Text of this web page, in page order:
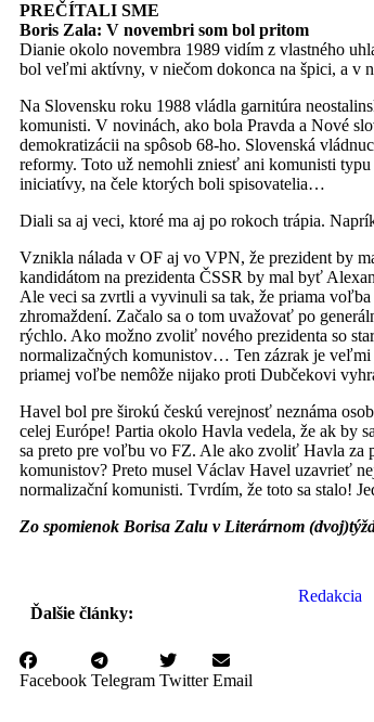
PREČÍTALI SME
Boris Zala: V novembri som bol pritom
Dianie okolo novembra 1989 vidím z vlastného
bol veľmi aktívny, v niečom dokonca na špici, a v
Na Slovensku roku 1988 vládla garnitúra
komunisti. V novinách, ako bola Pravda a Nové
demokratizácii na spôsob 68-ho. Slovenská
reformy. Toto už nemohli zniesť ani komunisti
iniciatívy, na čele ktorých boli spisovatelia…
Diali sa aj veci, ktoré ma aj po rokoch trápia.
Vznikla nálada v OF aj vo VPN, že prezident by
kandidátom na prezidenta ČSSR by mal byť
Ale veci sa zvrtli a vyvinuli sa tak, že priama
zhromaždení. Začalo sa o tom uvažovať po
rýchlo. Ako možno zvoliť nového prezidenta so
normalizačných komunistov… Ten zázrak je
priamej voľbe nemôže nijako proti Dubčekovi
Havel bol pre širokú českú verejnosť neznáma
celej Európe! Partia okolo Havla vedela, že ak by
sa preto pre voľbu vo FZ. Ale ako zvoliť Havla za
komunistov? Preto musel Václav Havel uzavrieť
normalizační komunisti. Tvrdím, že toto sa stalo!
Zo spomienok Borisa Zalu v Literárnom
Ďalšie články:
Redakcia
Facebook Telegram Twitter Email